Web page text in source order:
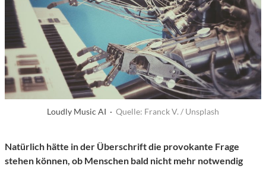
Loudly Music AI · Quelle: Franck V. / Unsplash
Natürlich hätte in der Überschrift die provokante Frage
stehen können, ob Menschen bald nicht mehr notwendig